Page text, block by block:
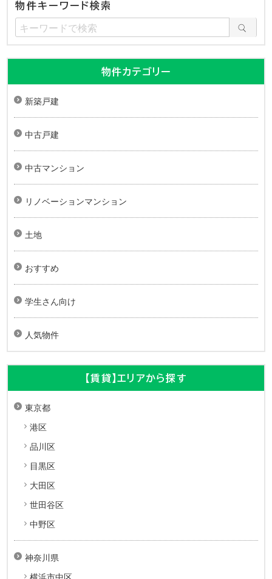
物件キーワード検索
物件カテゴリー
新築戸建
中古戸建
中古マンション
リノベーションマンション
土地
おすすめ
学生さん向け
人気物件
【賃貸】エリアから探す
東京都
港区
品川区
目黒区
大田区
世田谷区
中野区
神奈川県
横浜市中区